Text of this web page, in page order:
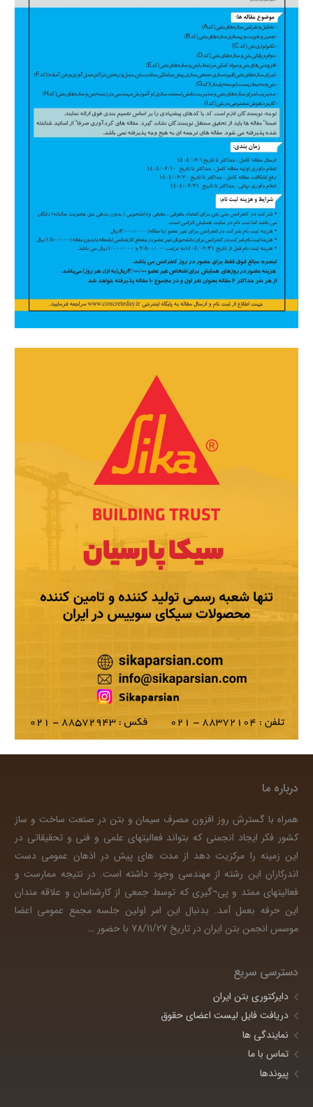
درباره ما
همراه با گسترش روز افزون مصرف سیمان و بتن در صنعت ساخت و ساز
کشور فکر ایجاد انجمنی که بتواند فعالیتهای علمی و فنی و تحقیقاتی در
این زمینه را مرکزیت دهد از مدت های پیش در اذهان عمومی دست
اندرکاران این رشته از مهندسی وجود داشته است. در نتیجه ممارست و
فعالیتهای ممتد و پی¬گیری که توسط جمعی از کارشناسان و علاقه مندان
این حرفه بعمل آمد. بدنبال این امر اولین جلسه مجمع عمومی اعضا
موسس انجمن بتن ایران در تاریخ 78/11/27 با حضور
…
دسترسی سریع
دایرکتوری بتن ایران
دریافت فایل لیست اعضای حقوق
نمایندگی ها
تماس با ما
پیوندها